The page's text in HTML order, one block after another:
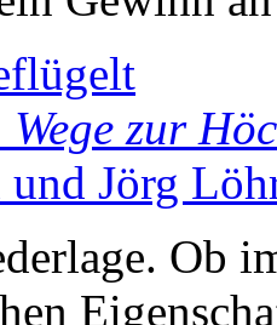
zur
Jörg
Ob